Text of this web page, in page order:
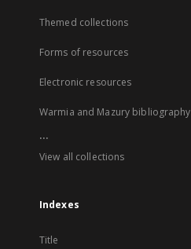
Themed collections
Forms of resources
Electronic resources
Warmia and Mazury bibliography
...
View all collections
Indexes
Title